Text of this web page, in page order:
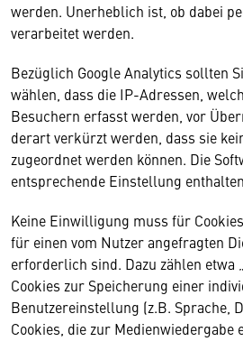
werden. Unerheblich ist, ob dabei
verarbeitet werden.
Bezüglich Google Analytics sollten
wählen, dass die IP-Adressen,
Besuchern erfasst werden, vor
derart verkürzt werden, dass sie
zugeordnet werden können. Die
entsprechende Einstellung
Keine Einwilligung muss für
für einen vom Nutzer angefragten
erforderlich sind. Dazu zählen etwa
Cookies zur Speicherung einer
Benutzereinstellung (z.B. Sprache,
Cookies, die zur